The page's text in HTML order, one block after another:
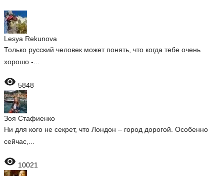
Lesya Rekunova
Только русский человек может понять, что когда тебе очень
хорошо -...
 5848
Зоя Стафиенко
Ни для кого не секрет, что Лондон – город дорогой. Особенно
сейчас,...
 10021